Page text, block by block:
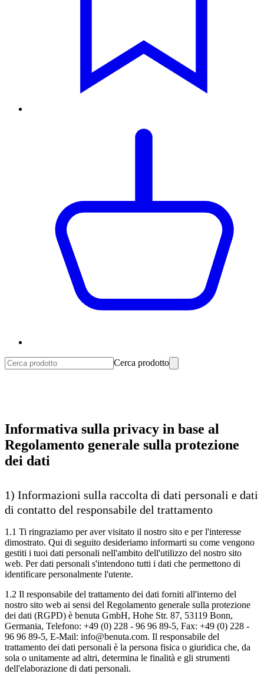
Cerca prodotto
Informativa sulla privacy in base al
Regolamento generale sulla protezione
dei dati
1) Informazioni sulla raccolta di dati personali e dati
di contatto del responsabile del trattamento
1.1 Ti ringraziamo per aver visitato il nostro sito e per l'interesse
dimostrato. Qui di seguito desideriamo informarti su come vengono
gestiti i tuoi dati personali nell'ambito dell'utilizzo del nostro sito
web. Per dati personali s'intendono tutti i dati che permettono di
identificare personalmente l'utente.
1.2 Il responsabile del trattamento dei dati forniti all'interno del
nostro sito web ai sensi del Regolamento generale sulla protezione
dei dati (RGPD) è benuta GmbH, Hohe Str. 87, 53119 Bonn,
Germania, Telefono: +49 (0) 228 - 96 96 89-5, Fax: +49 (0) 228 -
96 96 89-5, E-Mail: info@benuta.com. Il responsabile del
trattamento dei dati personali è la persona fisica o giuridica che, da
sola o unitamente ad altri, determina le finalità e gli strumenti
dell'elaborazione di dati personali.